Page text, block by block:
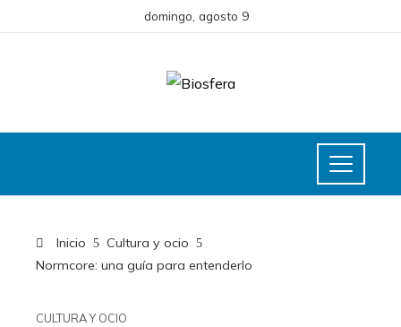
domingo, agosto 9
Inicio
Cultura y ocio
Normcore: una guía para entenderlo
CULTURA Y OCIO